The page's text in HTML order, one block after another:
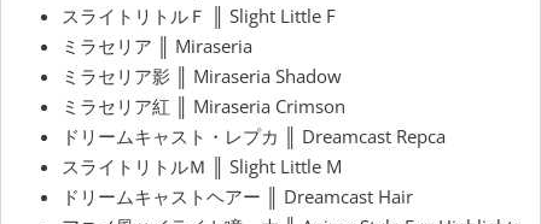
スライトリトルＦ ║ Slight Little F
ミラセリア ║ Miraseria
ミラセリア影 ║ Miraseria Shadow
ミラセリア紅 ║ Miraseria Crimson
ドリームキャスト・レプカ ║ Dreamcast Repca
スライトリトルＭ ║ Slight Little M
ドリームキャストヘアー ║ Dreamcast Hair